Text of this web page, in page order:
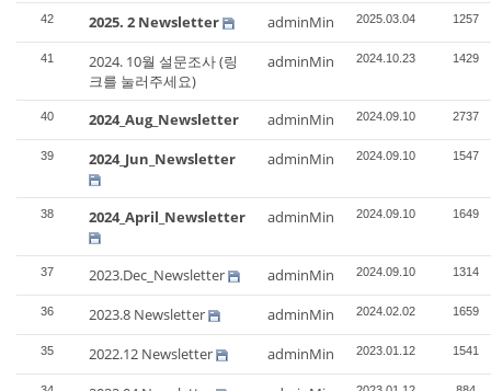
42 2025. 2 Newsletter adminMin 2025.03.04 1257
41
2024. 10월 설문조사 (링
크를 눌러주세요)
adminMin 2024.10.23 1429
40 2024_Aug_Newsletter adminMin 2024.09.10 2737
39 2024_Jun_Newsletter adminMin 2024.09.10 1547
38 2024_April_Newsletter adminMin 2024.09.10 1649
37 2023.Dec_Newsletter adminMin 2024.09.10 1314
36 2023.8 Newsletter adminMin 2024.02.02 1659
35 2022.12 Newsletter adminMin 2023.01.12 1541